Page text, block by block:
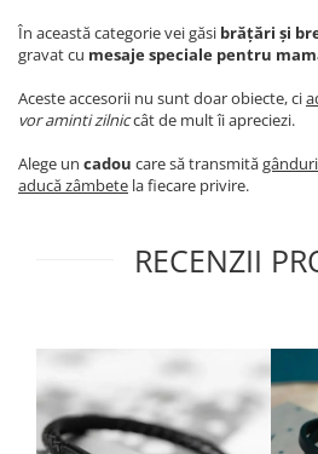
În această categorie vei găsi brățări și
gravat cu mesaje speciale pentru
Aceste accesorii nu sunt doar obiecte, ci
vor aminti zilniccât de mult îi apreciezi.
Alege un cadou care să transmită
aducă zâmbete la fiecare privire.
RECENZII